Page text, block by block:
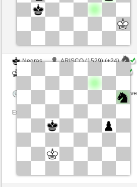
Negras
ARISCO (1529) (+24)
Tiempo: 2 minutes/side + 0 seconds/move
Esta partida es por puntos